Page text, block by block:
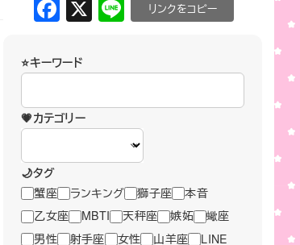
F
a
c
e
b
o
o
k
X Li
n
C
o
y
Li
⭐キーワード
💗カテゴリー
🌙タグ
蟹座
ランキング 獅子座
本音
乙女座
MBTI 天秤座 嫉妬
蠍座
男性
射手座 女性 山羊座
LINE